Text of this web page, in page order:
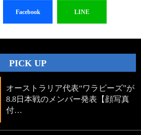
Facebook LINE
PICK UP
オーストラリア代表“ワラビーズ”が
8.8日本戦のメンバー発表【顔写真
付…